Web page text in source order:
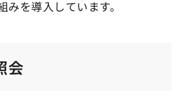
みを導入しています。
会